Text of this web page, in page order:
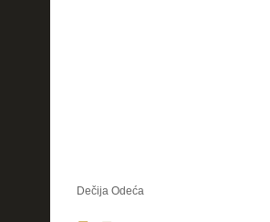
Dečija Odeća